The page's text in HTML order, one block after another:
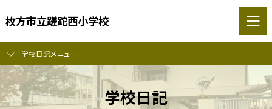
枚方市立蹉跎西小学校
学校日記メニュー
学校日記